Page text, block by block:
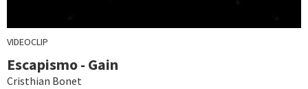
VIDEOCLIP
Escapismo - Gain
Cristhian Bonet